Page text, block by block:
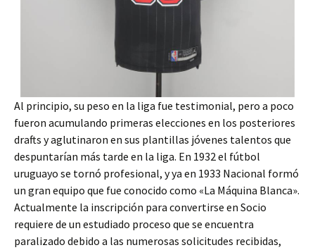
Al principio, su peso en la liga fue testimonial, pero a poco
fueron acumulando primeras elecciones en los posteriores
drafts y aglutinaron en sus plantillas jóvenes talentos que
despuntarían más tarde en la liga. En 1932 el fútbol
uruguayo se tornó profesional, y ya en 1933 Nacional formó
un gran equipo que fue conocido como «La Máquina Blanca».
Actualmente la inscripción para convertirse en Socio
requiere de un estudiado proceso que se encuentra
paralizado debido a las numerosas solicitudes recibidas,